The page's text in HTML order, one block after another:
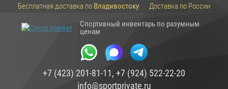
Бесплатная доставка по Владивостоку
Доставка по России
Спортивный инвентарь по разумным
ценам
+7 (423) 201-81-11, +7 (924) 522-22-20
info@sportprivate.ru